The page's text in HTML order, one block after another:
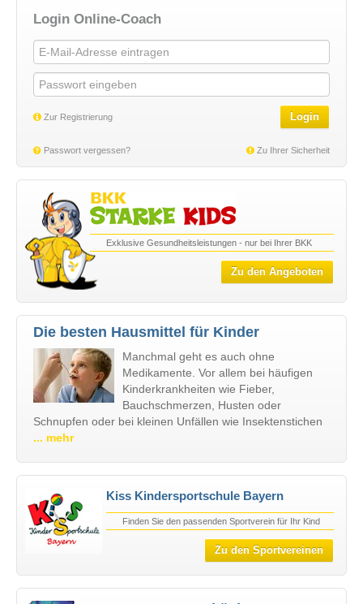
Login Online-Coach
Login
Zur Registrierung
Passwort vergessen? Zu Ihrer Sicherheit
Exklusive Gesundheitsleistungen - nur bei Ihrer BKK
Zu den Angeboten
Die besten Hausmittel für Kinder
Manchmal geht es auch ohne
Medikamente. Vor allem bei häufigen
Kinderkrankheiten wie Fieber,
Bauchschmerzen, Husten oder
Schnupfen oder bei kleinen Unfällen wie Insektenstichen
... mehr
Kiss Kindersportschule Bayern
Finden Sie den passenden Sportverein für Ihr Kind
Zu den Sportvereinen